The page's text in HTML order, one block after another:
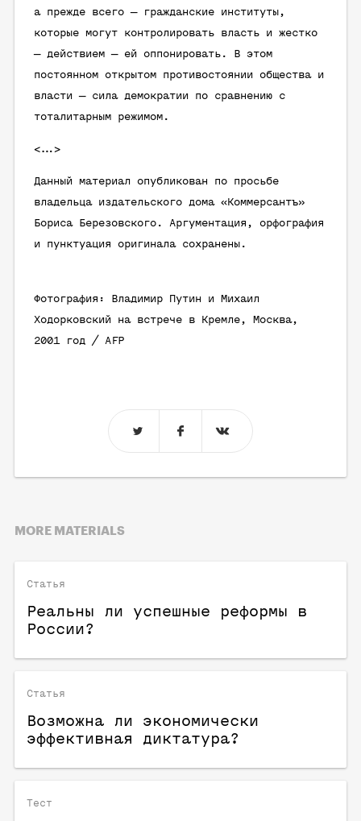
а прежде всего — гражданские институты,
которые могут контролировать власть и жестко
— действием — ей оппонировать. В этом
постоянном открытом противостоянии общества и
власти — сила демократии по сравнению с
тоталитарным режимом.
<…>
Данный материал опубликован по просьбе
владельца издательского дома «Коммерсантъ»
Бориса Березовского. Аргументация, орфография
и пунктуация оригинала сохранены.
Фотография: Владимир Путин и Михаил
Ходорковский на встрече в Кремле, Москва,
2001 год / AFP
MORE MATERIALS
Статья
Реальны ли успешные реформы в
России?
Статья
Возможна ли экономически
эффективная диктатура?
Тест